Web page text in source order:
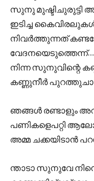
സുനു മുഷ്ടിചുരുട്ടി
ഇടിച്ച
നിവർത്തുന്നത്
നിന്ന സുനുവിന്റെ
കണ്ണുനീർ
ഞങ്ങൾ രണ്ടാളും
പണികളെപറ്റി
അമ്മ ചക്കയിടാൻ
ന്താടാ സുനുവേ